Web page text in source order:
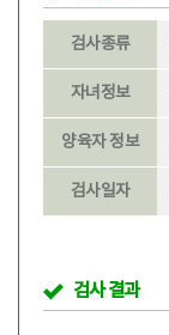
검사종류
자녀정보
양육자 정보
검사일자
검사 결과